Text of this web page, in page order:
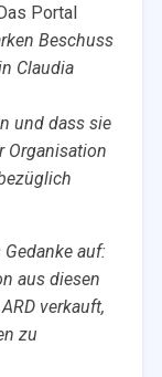
Portal
Beschuss
Claudia
und dass sie
Organisation
auf:
aus diesen
verkauft,
zu